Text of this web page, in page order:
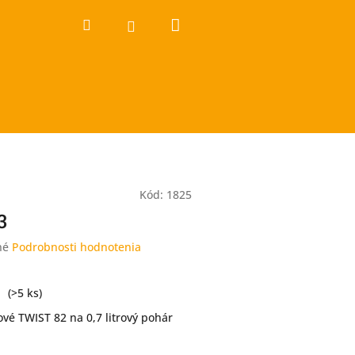
Hľadať Prihlásenie
Kód: 1825
Podrobnosti hodnotenia
(>5 ks)
TWIST 82 na 0,7 litrový pohár